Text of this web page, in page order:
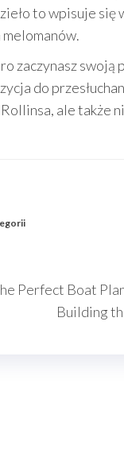
to wpisuje się
zaczynasz swoją
do
ale także
Perfect Boat
Building